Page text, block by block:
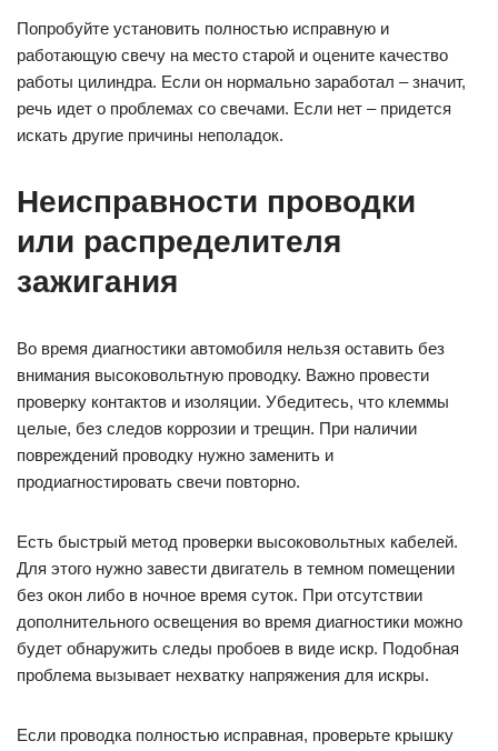
Попробуйте установить полностью исправную и
работающую свечу на место старой и оцените качество
работы цилиндра. Если он нормально заработал – значит,
речь идет о проблемах со свечами. Если нет – придется
искать другие причины неполадок.
Неисправности проводки
или распределителя
зажигания
Во время диагностики автомобиля нельзя оставить без
внимания высоковольтную проводку. Важно провести
проверку контактов и изоляции. Убедитесь, что клеммы
целые, без следов коррозии и трещин. При наличии
повреждений проводку нужно заменить и
продиагностировать свечи повторно.
Есть быстрый метод проверки высоковольтных кабелей.
Для этого нужно завести двигатель в темном помещении
без окон либо в ночное время суток. При отсутствии
дополнительного освещения во время диагностики можно
будет обнаружить следы пробоев в виде искр. Подобная
проблема вызывает нехватку напряжения для искры.
Если проводка полностью исправная, проверьте крышку